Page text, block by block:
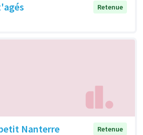
Retenue
Nanterre Retenue